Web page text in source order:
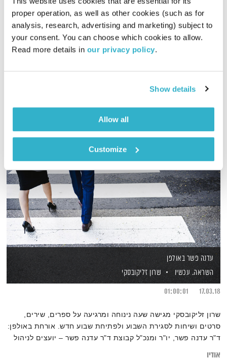
proper operation, as well as other cookies (such as for
analysis, research, advertising and marketing) subject to
your consent. You can choose which cookies to allow.
Read more details in our privacy policy.
Show details
Allow all
Customize
בודהה בעין הסערה
דליק ווליניץוד"ר נעמה אושרי
24.11.23
00:56:21
על האפשרות להחזיק מרחב שהוא גם וגם. אכזריות, כיעור וגם
עדנה פשר באולפן
השראה. עכשיו
שרון זליקובסקי
17.03.18
01:00:01
שרון זליקובסקי מגישה שעה נינוחה ומרגיעה על ספרים, שירים,
סרטים ושיחות לסגירת השבוע ולפתיחת שבוע חדש. אורחת באולפן:
ד"ר עדנה פשר, יו"ר ומנכ"ל קבוצת ד"ר עדנה פשר – יועצים לניהול
אודיו